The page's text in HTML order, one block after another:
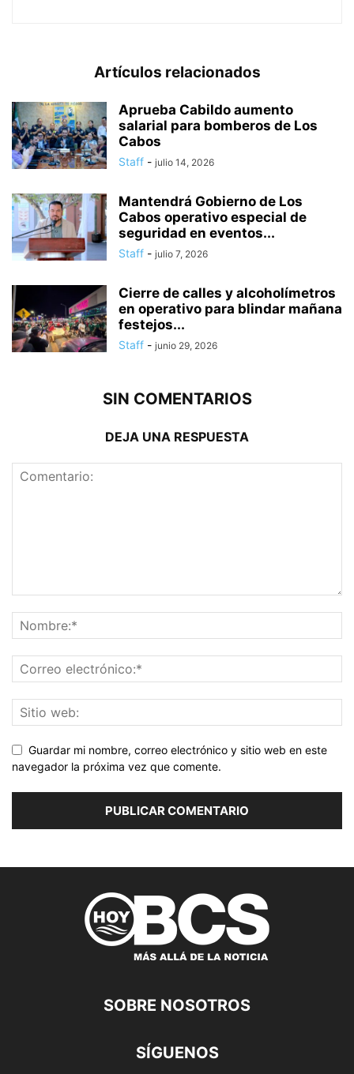
Artículos relacionados
Aprueba Cabildo aumento
salarial para bomberos de Los
Cabos
Staff - julio 14, 2026
Mantendrá Gobierno de Los
Cabos operativo especial de
seguridad en eventos...
Staff - julio 7, 2026
Cierre de calles y alcoholímetros
en operativo para blindar mañana
festejos...
Staff - junio 29, 2026
SIN COMENTARIOS
DEJA UNA RESPUESTA
Guardar mi nombre, correo electrónico y sitio web en este
navegador la próxima vez que comente.
SOBRE NOSOTROS
SÍGUENOS